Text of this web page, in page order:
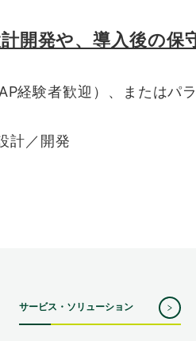
開発や、導入後の保
経験者歓迎）、またはパ
計／開発
サービス・ソリューション